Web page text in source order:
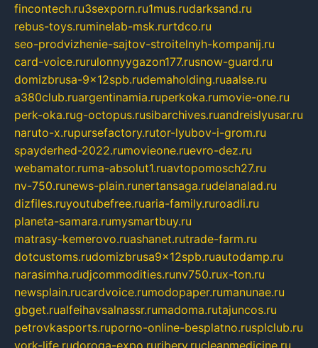
fincontech.ru3sexporn.ru1mus.rudarksand.ru
rebus-toys.ruminelab-msk.rurtdco.ru
seo-prodvizhenie-sajtov-stroitelnyh-kompanij.ru
card-voice.rurulonnyygazon177.rusnow-guard.ru
domizbrusa-9x12spb.rudemaholding.ruaalse.ru
a380club.ruargentinamia.ruperkoka.rumovie-one.ru
perk-oka.rug-octopus.rusibarchives.ruandreislyusar.ru
naruto-x.rupursefactory.rutor-lyubov-i-grom.ru
spayderhed-2022.rumovieone.ruevro-dez.ru
webamator.ruma-absolut1.ruavtopomosch27.ru
nv-750.runews-plain.runertansaga.rudelanalad.ru
dizfiles.ruyoutubefree.ruaria-family.ruroadli.ru
planeta-samara.rumysmartbuy.ru
matrasy-kemerovo.ruashanet.rutrade-farm.ru
dotcustoms.rudomizbrusa9x12spb.ruautodamp.ru
narasimha.rudjcommodities.runv750.rux-ton.ru
newsplain.rucardvoice.rumodopaper.rumanunae.ru
gbget.rualfeihavsalnassr.rumadoma.rutajuncos.ru
petrovkasports.ruporno-online-besplatno.rusplclub.ru